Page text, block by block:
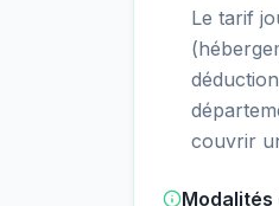
Le tarif
couvrir